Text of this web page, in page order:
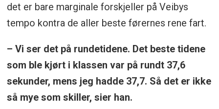
det er bare marginale forskjeller på Veibys
tempo kontra de aller beste førernes rene fart.
– Vi ser det på rundetidene. Det beste tidene
som ble kjørt i klassen var på rundt 37,6
sekunder, mens jeg hadde 37,7. Så det er ikke
så mye som skiller, sier han.